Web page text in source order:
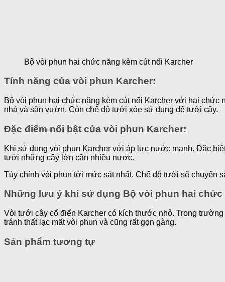
Bộ vòi phun hai chức năng kèm cút nối Karcher
Tính năng của vòi phun Karcher:
Bộ vòi phun hai chức năng kèm cút nối Karcher với hai
nhà và sân vườn. Còn chế độ tưới xòe sử dụng để tưới cây.
Đặc điểm nổi bật của vòi phun Karcher:
Khi sử dụng vòi phun Karcher với áp lực nước mạnh. Đặc
tưới những cây lớn cần nhiều nược.
Tùy chỉnh vòi phun tới mức sát nhất. Chế độ tưới sẽ chuyển
Những lưu ý khi sử dụng Bộ vòi phun hai chức
Vòi tưới cây cổ điển Karcher có kích thước nhỏ. Trong
tránh thất lạc mất vòi phun và cũng rất gọn gàng.
Sản phẩm tương tự